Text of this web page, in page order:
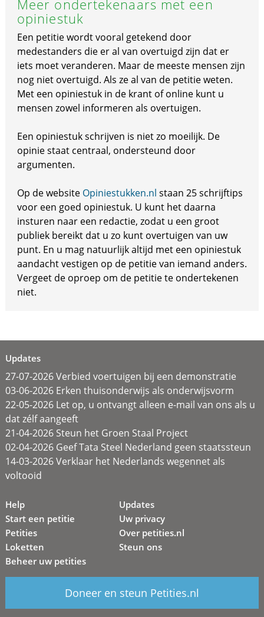
Meer ondertekenaars met een
opiniestuk
Een petitie wordt vooral getekend door
medestanders die er al van overtuigd zijn dat er
iets moet veranderen. Maar de meeste mensen zijn
nog niet overtuigd. Als ze al van de petitie weten.
Met een opiniestuk in de krant of online kunt u
mensen zowel informeren als overtuigen.
Een opiniestuk schrijven is niet zo moeilijk. De
opinie staat centraal, ondersteund door
argumenten.
Op de website Opiniestukken.nl staan 25 schrijftips
voor een goed opiniestuk. U kunt het daarna
insturen naar een redactie, zodat u een groot
publiek bereikt dat u zo kunt overtuigen van uw
punt. En u mag natuurlijk altijd met een opiniestuk
aandacht vestigen op de petitie van iemand anders.
Vergeet de oproep om de petitie te ondertekenen
niet.
Updates
27-07-2026 Verbied voertuigen bij een demonstratie
03-06-2026 Erken thuisonderwijs als onderwijsvorm
22-05-2026 Let op, u ontvangt alleen e-mail van ons als u
dat zélf aangeeft
21-04-2026 Steun het Groen Staal Project
02-04-2026 Geef Tata Steel Nederland geen staatssteun
14-03-2026 Verklaar het Nederlands wegennet als
voltooid
Help
Start een petitie
Petities
Loketten
Beheer uw petities
Updates
Uw privacy
Over petities.nl
Steun ons
Doneer en steun Petities.nl